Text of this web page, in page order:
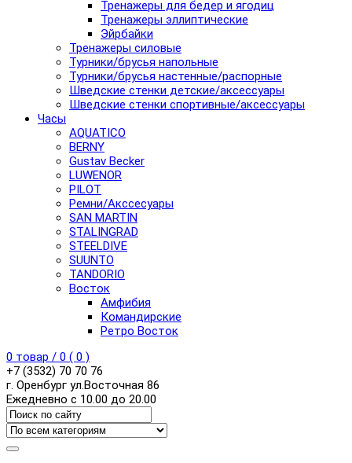
Тренажеры для бедер и ягодиц
Тренажеры эллиптические
Эйрбайки
Тренажеры силовые
Турники/брусья напольные
Турники/брусья настенные/распорные
Шведские стенки детские/аксессуары
Шведские стенки спортивные/аксессуары
Часы
AQUATICO
BERNY
Gustav Becker
LUWENOR
PILOT
Pемни/Акссесуары
SAN MARTIN
STALINGRAD
STEELDIVE
SUUNTO
TANDORIO
Восток
Амфибия
Командирские
Ретро Восток
0 товар / 0 ( 0 )
+7 (3532) 70 70 76
г. Оренбург ул.Восточная 86
Ежедневно с 10.00 до 20.00